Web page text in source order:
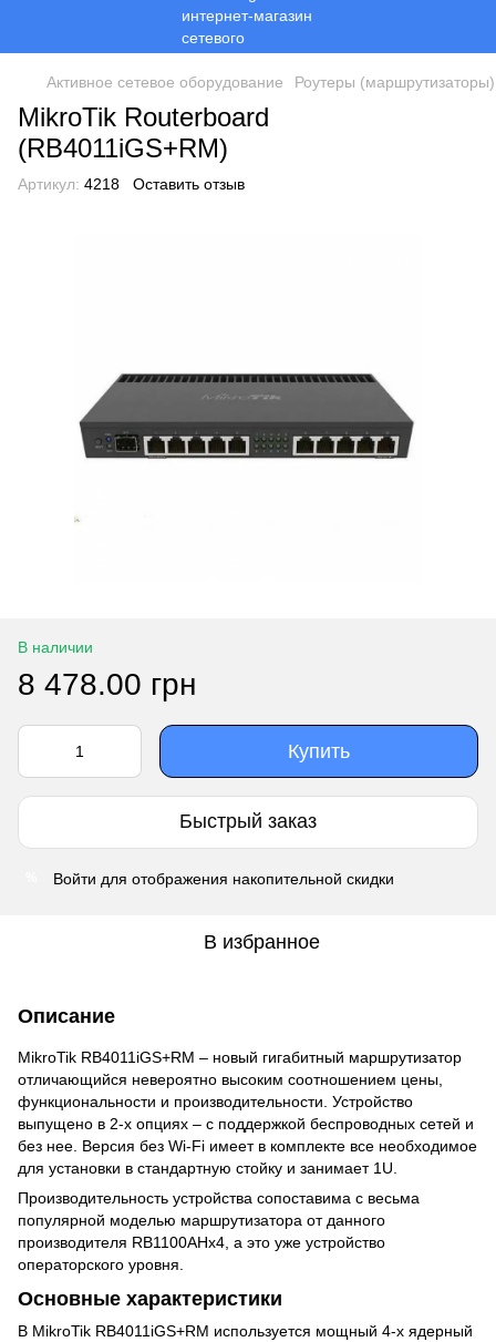
Активное сетевое оборудование Роутеры (маршрутизаторы)
MikroTik Routerboard
(RB4011iGS+RM)
Артикул: 4218 Оставить отзыв
В наличии
8 478.00 грн
Купить
Быстрый заказ
Войти для отображения накопительной скидки
В избранное
Описание
MikroTik RB4011iGS+RM – новый гигабитный маршрутизатор
отличающийся невероятно высоким соотношением цены,
функциональности и производительности. Устройство
выпущено в 2-х опциях – с поддержкой беспроводных сетей и
без нее. Версия без Wi-Fi имеет в комплекте все необходимое
для установки в стандартную стойку и занимает 1U.
Производительность устройства сопоставима с весьма
популярной моделью маршрутизатора от данного
производителя RB1100AHx4, а это уже устройство
операторского уровня.
Основные характеристики
В MikroTik RB4011iGS+RM используется мощный 4-х ядерный